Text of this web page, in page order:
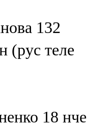
132
(рус теле
18 нче